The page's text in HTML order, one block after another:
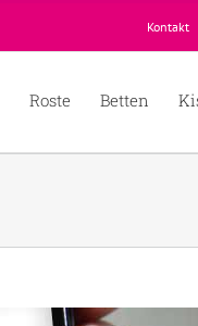
Kontakt
Roste Betten